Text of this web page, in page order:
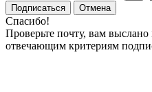
Подписаться
Отмена
Спасибо!
Проверьте почту, вам выслано
отвечающим критериям